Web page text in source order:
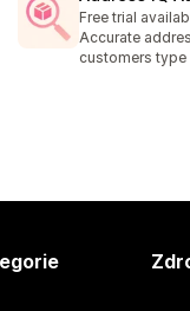
Free trial
Accurate
customers type